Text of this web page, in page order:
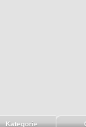
Kategorie